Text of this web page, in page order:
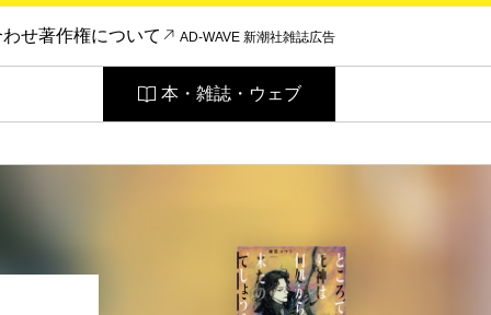
せ著作権について AD-WAVE 新潮社雑誌広告
本・雑誌・ウェブ